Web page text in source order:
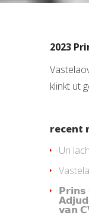
2023
klinkt ut
recent
Un
𝘃𝗮𝗻